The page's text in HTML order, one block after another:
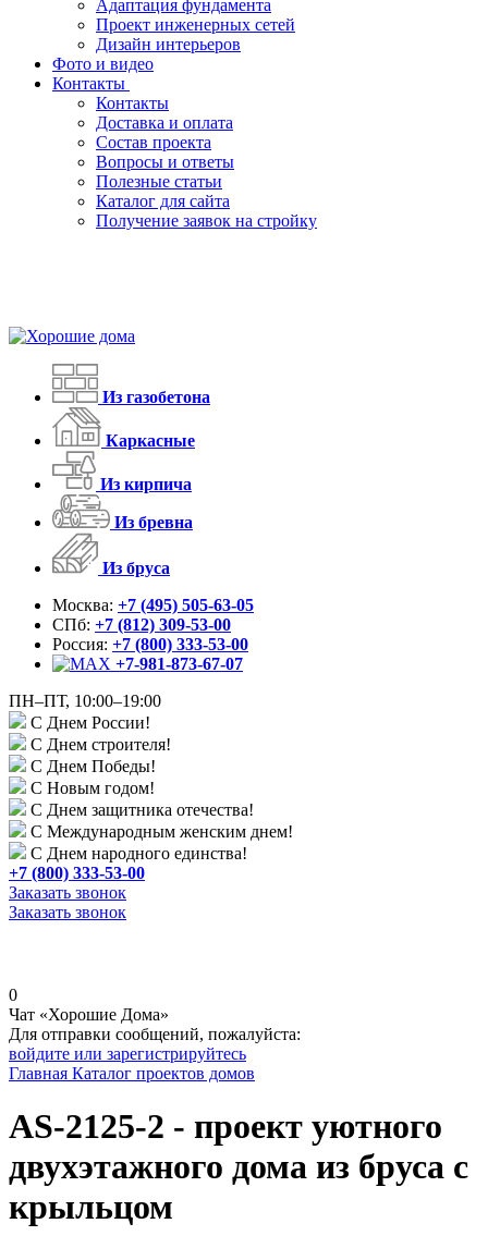
Адаптация фундамента
Проект инженерных сетей
Дизайн интерьеров
Фото и видео
Контакты
Контакты
Доставка и оплата
Состав проекта
Вопросы и ответы
Полезные статьи
Каталог для сайта
Получение заявок на стройку
Из газобетона
Каркасные
Из кирпича
Из бревна
Из бруса
Москва: +7 (495) 505-63-05
СПб: +7 (812) 309-53-00
Россия: +7 (800) 333-53-00
+7-981-873-67-07
ПН–ПТ, 10:00–19:00
С Днем России!
С Днем строителя!
С Днем Победы!
С Новым годом!
С Днем защитника отечества!
С Международным женским днем!
С Днем народного единства!
+7 (800) 333-53-00
Заказать звонок
Заказать звонок
0
Чат «Хорошие Дома»
Для отправки сообщений, пожалуйста:
войдите или зарегистрируйтесь
Главная Каталог проектов домов
AS-2125-2 - проект уютного
двухэтажного дома из бруса с
крыльцом